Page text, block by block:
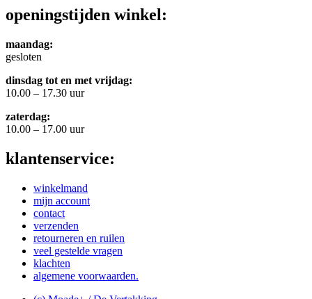
openingstijden winkel:
maandag:
gesloten
dinsdag tot en met vrijdag:
10.00 – 17.30 uur
zaterdag:
10.00 – 17.00 uur
klantenservice:
winkelmand
mijn account
contact
verzenden
retourneren en ruilen
veel gestelde vragen
klachten
algemene voorwaarden.